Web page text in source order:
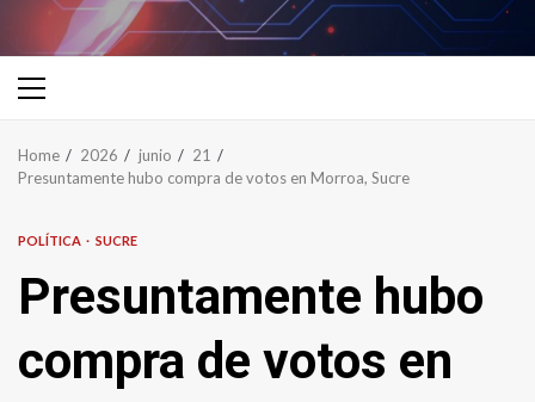
Home 2026 junio
21
Presuntamente hubo compra de votos en Morroa, Sucre
POLÍTICA SUCRE
Presuntamente hubo
compra de votos en